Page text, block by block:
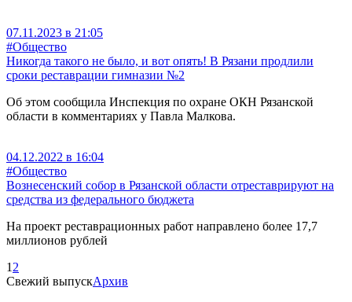
07.11.2023 в 21:05
#Общество
Никогда такого не было, и вот опять! В Рязани продлили
сроки реставрации гимназии №2
Об этом сообщила Инспекция по охране ОКН Рязанской
области в комментариях у Павла Малкова.
04.12.2022 в 16:04
#Общество
Вознесенский собор в Рязанской области отреставрируют на
средства из федерального бюджета
На проект реставрационных работ направлено более 17,7
миллионов рублей
1 2
Свежий выпускАрхив